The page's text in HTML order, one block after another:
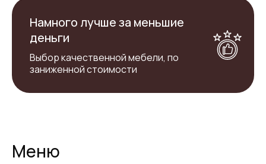
Намного лучше за меньшие
деньги
Выбор качественной мебели, по
заниженной стоимости
Меню